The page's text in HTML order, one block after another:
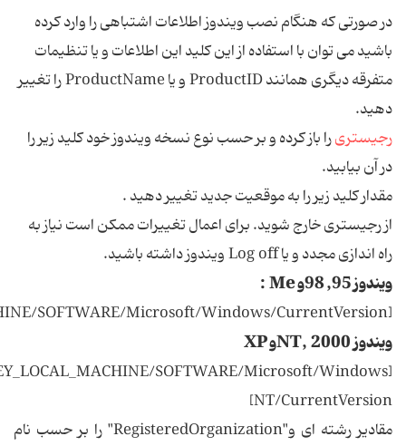
در صورتی که هنگام نصب ویندوز اطلاعات اشتباهی را وارد کرده
باشید می توان با استفاده از این کلید این اطلاعات و یا تنظیمات
متفرقه دیگری همانند ProductID و یا ProductName را تغییر
دهید.
رجیستریرا باز کرده و بر حسب نوع نسخه ویندوز خود کلید زیر را
در آن بیابید.
مقدار کلید زیر را به موقعیت جدید تغییر دهید .
از رجیستری خارج شوید. برای اعمال تغییرات ممکن است نیاز به
راه اندازی مجدد و یا Log off ویندوز داشته باشید.
ویندوز95, 98و Me :
[HKEY_LOCAL_MACHINE/SOFTWARE/Microsoft/Windows/CurrentVersion]
ویندوز NT, 2000و XP
SOFTWARE/Microsoft/Windows
NT/CurrentVersion]
مقادیر رشته ای و"RegisteredOrganization" را بر حسب نام